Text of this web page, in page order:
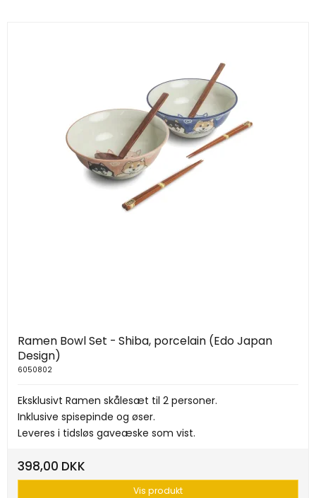
Ramen Bowl Set - Shiba, porcelain (Edo Japan
Design)
6050802
Eksklusivt Ramen skålesæt til 2 personer.
Inklusive spisepinde og øser.
Leveres i tidsløs gaveæske som vist.
398,00 DKK
Vis produkt